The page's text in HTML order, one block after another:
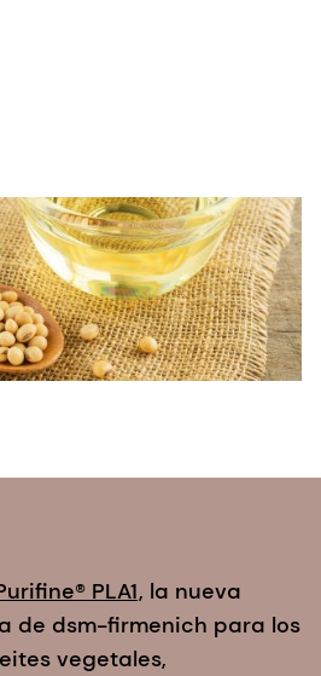
PLA1, la nueva
de dsm-firmenich para los
vegetales,